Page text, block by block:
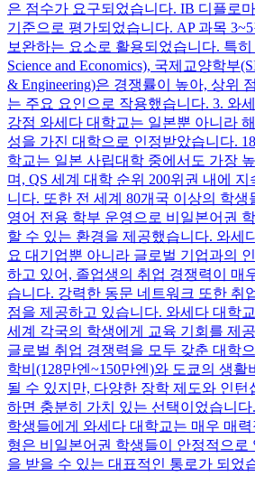
은 점수가 요구되었습니다. IB 디플로
기준으로 평가되었습니다. AP 과목
보완하는 요소로 활용되었습니다. 특
Science and Economics), 국제교양학부
& Engineering)은 경쟁률이 높아, 상위
는 주요 요인으로 작용했습니다. 3. 와
강점 와세다 대학교는 일본뿐 아니라
성을 가진 대학으로 인정받았습니다.
학교는 일본 사립대학 중에서도 가장
며, QS 세계 대학 순위 200위권 내에
니다. 또한 전 세계 80개국 이상의 학생
영어 전용 학부 운영으로 비일본어권
할 수 있는 환경을 제공했습니다. 와세
요 대기업뿐 아니라 글로벌 기업과의
하고 있어, 졸업생의 취업 경쟁력이 매
습니다. 강력한 동문 네트워크 또한 취
점을 제공하고 있습니다. 와세다 대학
세계 각국의 학생에게 교육 기회를 제
글로벌 취업 경쟁력을 모두 갖춘 대학
학비(128만엔~150만엔)와 도쿄의 생활
될 수 있지만, 다양한 장학 제도와 인턴
하면 충분히 가치 있는 선택이었습니
학생들에게 와세다 대학교는 매우 매
형은 비일본어권 학생들이 안정적으로
을 받을 수 있는 대표적인 통로가 되었